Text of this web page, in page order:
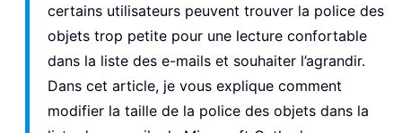
certains utilisateurs peuvent trouver la police des
objets trop petite pour une lecture confortable
dans la liste des e-mails et souhaiter l’agrandir.
Dans cet article, je vous explique comment
modifier la taille de la police des objets dans la